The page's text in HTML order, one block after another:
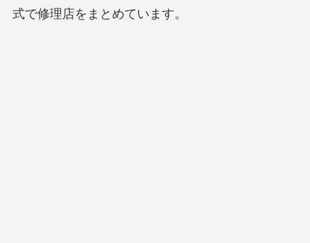
式で修理店をまとめています。